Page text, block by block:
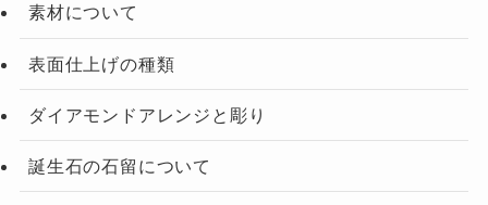
素材について
表面仕上げの種類
ダイアモンドアレンジと彫り
誕生石の石留について